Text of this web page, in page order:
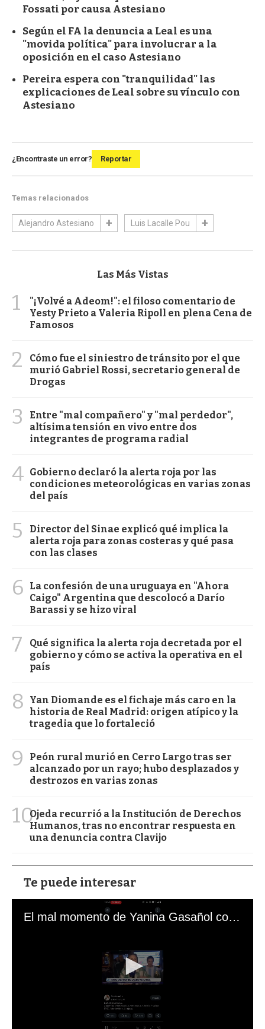
Fossati por causa Astesiano
Según el FA la denuncia a Leal es una
"movida política" para involucrar a la
oposición en el caso Astesiano
Pereira espera con "tranquilidad" las
explicaciones de Leal sobre su vínculo con
Astesiano
¿Encontraste un error? Reportar
Temas relacionados
Alejandro Astesiano Luis Lacalle Pou
Las Más Vistas
1
"¡Volvé a Adeom!": el filoso comentario de
Yesty Prieto a Valeria Ripoll en plena Cena de
Famosos
2
Cómo fue el siniestro de tránsito por el que
murió Gabriel Rossi, secretario general de
Drogas
3
Entre "mal compañero" y "mal perdedor",
altísima tensión en vivo entre dos
integrantes de programa radial
4 Gobierno declaró la alerta roja por las
condiciones meteorológicas en varias zonas
del país
5
Director del Sinae explicó qué implica la
alerta roja para zonas costeras y qué pasa
con las clases
6
La confesión de una uruguaya en "Ahora
Caigo" Argentina que descolocó a Darío
Barassi y se hizo viral
7
Qué significa la alerta roja decretada por el
gobierno y cómo se activa la operativa en el
país
8
Yan Diomande es el fichaje más caro en la
historia de Real Madrid: origen atípico y la
tragedia que lo fortaleció
9
Peón rural murió en Cerro Largo tras ser
alcanzado por un rayo; hubo desplazados y
destrozos en varias zonas
10Ojeda recurrió a la Institución de Derechos
Humanos, tras no encontrar respuesta en
una denuncia contra Clavijo
Te puede interesar
El mal momento de Yanina Gasañol con un hincha argentino en "Subrayado"